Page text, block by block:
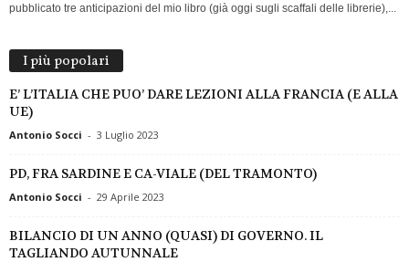
pubblicato tre anticipazioni del mio libro (già oggi sugli scaffali delle librerie),...
I più popolari
E’ L’ITALIA CHE PUO’ DARE LEZIONI ALLA FRANCIA (E ALLA
UE)
Antonio Socci - 3 Luglio 2023
PD, FRA SARDINE E CA-VIALE (DEL TRAMONTO)
Antonio Socci - 29 Aprile 2023
BILANCIO DI UN ANNO (QUASI) DI GOVERNO. IL
TAGLIANDO AUTUNNALE